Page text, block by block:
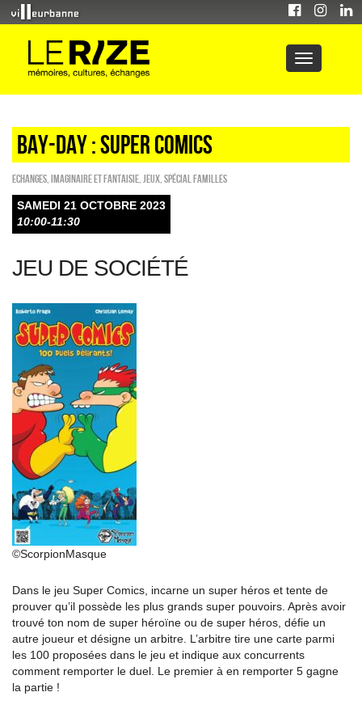
BAY-DAY : SUPER COMICS
ECHANGES Imaginaire et fantaisie Jeux Spécial familles
SAMEDI 21 OCTOBRE 2023
10:00-11:30
JEU DE SOCIÉTÉ
©ScorpionMasque
Dans le jeu Super Comics, incarne un super héros et tente de
prouver qu’il possède les plus grands super pouvoirs. Après avoir
trouvé ton nom de super héroïne ou de super héros, défie un
autre joueur et désigne un arbitre. L’arbitre tire une carte parmi
les 100 proposées dans le jeu et indique aux concurrents
comment remporter le duel. Le premier à en remporter 5 gagne
la partie !